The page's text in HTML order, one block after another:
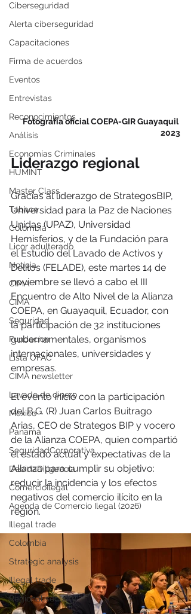
Ciberseguridad
Alerta ciberseguridad
Capacitaciones
Firma de acuerdos
Eventos
Entrevistas
Reconocimientos
Análisis
Economías Criminales
HUMINT
Master Class
Tabaco
Colombia
Licor adulterado
Noticia
CIMA
CIMA
Seguridad
Fundacion
Lista OFAC
CIMA newsletter
Lavado de dinero
Mexico
Panamá
SeguridadCorporativa
DebidaDiligencia
ComercioIlegal
Agenda de Comercio Ilegal (2026)
Illegal trade
Colombia
Strategic analysis
Illegal trade
Regional security
Fotografía oficial COEPA-GIR Guayaquil
2023
Liderazgo regional
Gracias al liderazgo de StrategosBIP,
Universidad para la Paz de Naciones
Unidas (UPAZ), Universidad
Hemisferios, y de la Fundación para
el Estudio del Lavado de Activos y
Delitos (FELADE), este martes 14 de
noviembre se llevó a cabo el III
Encuentro de Alto Nivel de la Alianza
COEPA, en Guayaquil, Ecuador, con
la participación de 32 instituciones
gubernamentales, organismos
internacionales, universidades y
empresas.
El evento inició con la participación
del B.G. (R) Juan Carlos Buitrago
Arias, CEO de Strategos BIP y vocero
de la Alianza COEPA, quien compartió
el estado actual y expectativas de la
Alianza para cumplir su objetivo:
reducir la incidencia y los efectos
negativos del comercio ilícito en la
región.